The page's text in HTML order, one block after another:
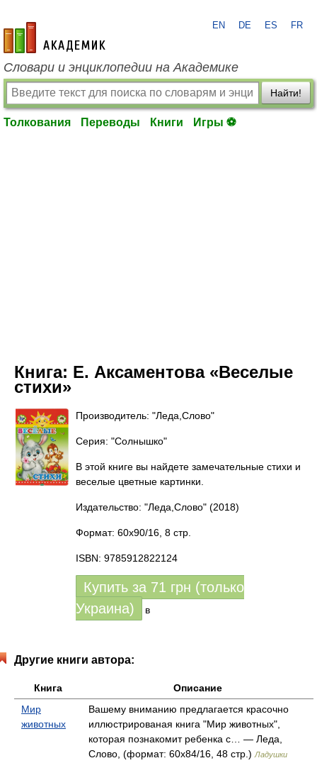
academic.ru
EN DE ES FR
Словари и энциклопедии на Академике
Найти!
Толкования Переводы Книги Игры ⚽
Книга: Е. Аксаментова «Веселые
стихи»
Производитель: "Леда,Слово"
Серия: "Солнышко"
В этой книге вы найдете замечательные стихи и
веселые цветные картинки.
Издательство: "Леда,Слово" (2018)
Формат: 60x90/16, 8 стр.
ISBN: 9785912822124
Купить за 71 грн (только
Украина)
в
Другие книги автора:
Книга
Описание
Мир
животных
Вашему вниманию предлагается красочно
иллюстрированая книга "Мир животных",
которая познакомит ребенка с… — Леда,
Слово, (формат: 60x84/16, 48 стр.) Ладушки